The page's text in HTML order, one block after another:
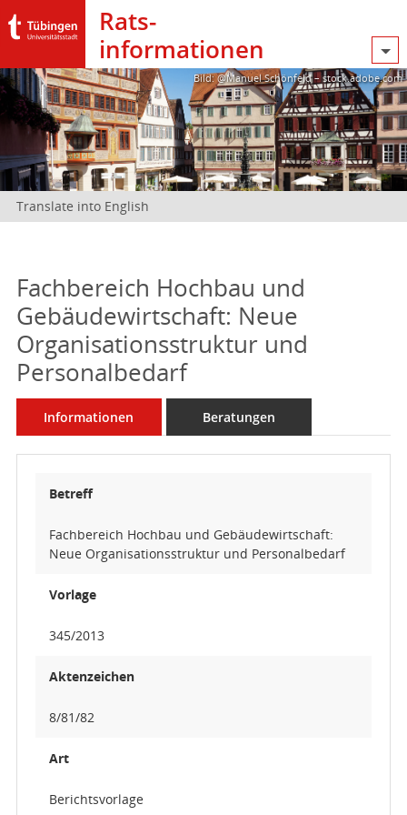
Rats­
informationen
Bild: @Manuel Schönfeld – stock.adobe.com
Translate into English
Fachbereich Hochbau und
Gebäudewirtschaft: Neue
Organisationsstruktur und
Personalbedarf
Informationen Beratungen
Betreff
Fachbereich Hochbau und Gebäudewirtschaft:
Neue Organisationsstruktur und Personalbedarf
Vorlage
345/2013
Aktenzeichen
8/81/82
Art
Berichtsvorlage